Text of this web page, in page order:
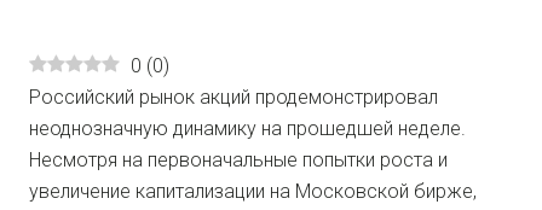
0 (0)
Российский рынок акций продемонстрировал
неоднозначную динамику на прошедшей неделе.
Несмотря на первоначальные попытки роста и
увеличение капитализации на Московской бирже,